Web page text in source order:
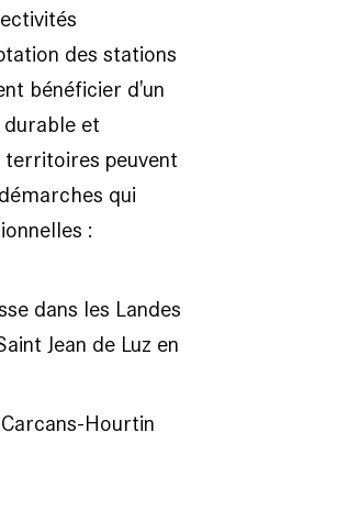
des stations
bénéficier d'un
et
peuvent
qui
:
dans les Landes
Jean de Luz en
Hourtin